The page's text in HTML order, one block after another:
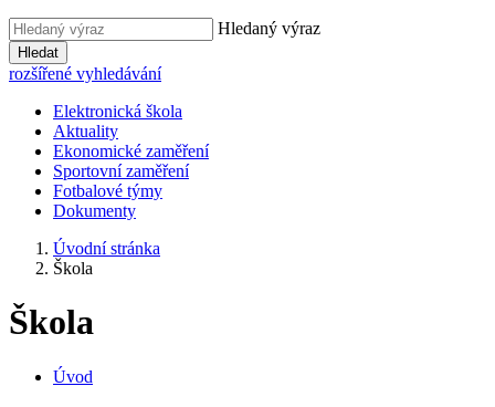
Hledaný výraz
Hledat
rozšířené vyhledávání
Elektronická škola
Aktuality
Ekonomické zaměření
Sportovní zaměření
Fotbalové týmy
Dokumenty
Úvodní stránka
Škola
Škola
Úvod